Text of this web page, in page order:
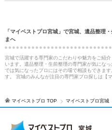
「マイベストプロ宮城」で宮城、遺品整理
まへ
宮城で活躍する専門家のこだわりや魅力をご紹
います。遺品整理・生前整理の専門家が気にな
では気になったプロにはその場で相談もできま
す。 宮城のみんなが注目の専門家プロ探しは【
マイベストプロ TOP マイベストプロ宮城